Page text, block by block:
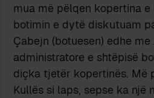
mua më pëlqen kopertina
botimin e dytë diskutuam
Çabejn (botuesen) edhe me
administratore e shtëpisë
diçka tjetër kopertinës. Më
Kullës si laps, sepse ka një